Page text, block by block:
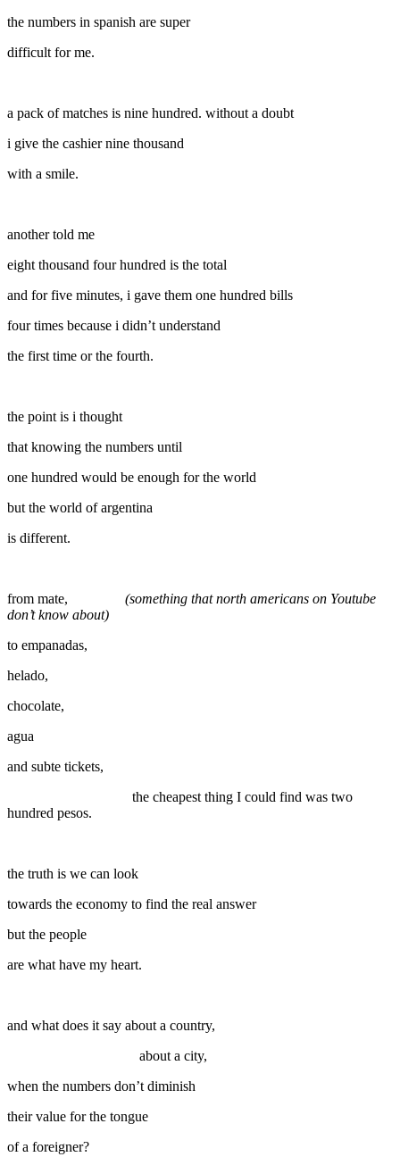
the numbers in spanish are super
difficult for me.
a pack of matches is nine hundred. without a doubt
i give the cashier nine thousand
with a smile.
another told me
eight thousand four hundred is the total
and for five minutes, i gave them one hundred bills
four times because i didn’t understand
the first time or the fourth.
the point is i thought
that knowing the numbers until
one hundred would be enough for the world
but the world of argentina
is different.
from mate, (something that north americans on Youtube
don’t know about)
to empanadas,
helado,
chocolate,
agua
and subte tickets,
the cheapest thing I could find was two
hundred pesos.
the truth is we can look
towards the economy to find the real answer
but the people
are what have my heart.
and what does it say about a country,
about a city,
when the numbers don’t diminish
their value for the tongue
of a foreigner?